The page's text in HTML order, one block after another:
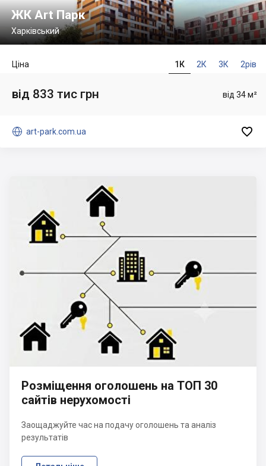
ЖК Art Парк
Харківський
1К 2К 3К 2рів
Ціна
від 34 м²
від 833 тис грн
 art-park.com.ua 
Розміщення оголошень на ТОП 30
сайтів нерухомості
Заощаджуйте час на подачу оголошень та аналіз
результатів